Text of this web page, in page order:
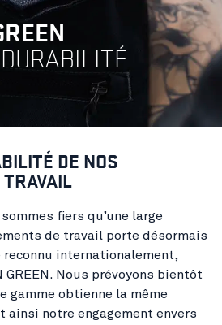
DE NOS
fiers qu’une large
de travail porte désormais
internationalement,
GREEN. Nous prévoyons bientôt
gamme obtienne la même
ainsi notre engagement envers